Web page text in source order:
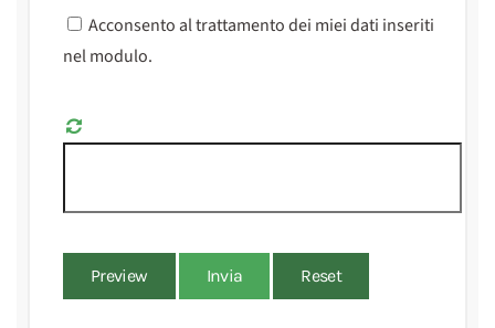
Acconsento al trattamento dei miei dati inseriti
nel modulo.
Preview Invia Reset